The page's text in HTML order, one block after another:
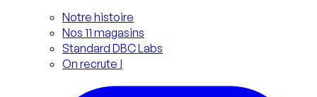
Notre histoire
Nos 11 magasins
Standard DBC Labs
On recrute !